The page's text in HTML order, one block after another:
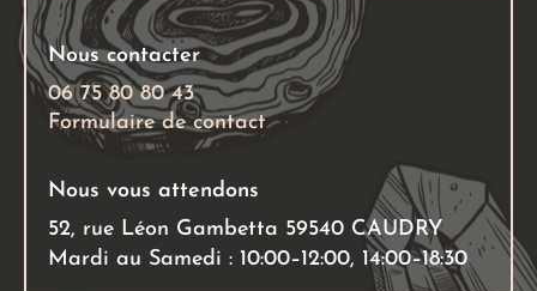
du
produit
Nous contacter
06 75 80 80 43
Formulaire de contact
Nous vous attendons
52, rue Léon Gambetta 59540 CAUDRY
Mardi au Samedi : 10:00–12:00, 14:00–18:30